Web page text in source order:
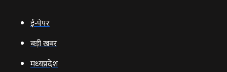
ई‑पेपर
बड़ी खबर
मध्‍यप्रदेश